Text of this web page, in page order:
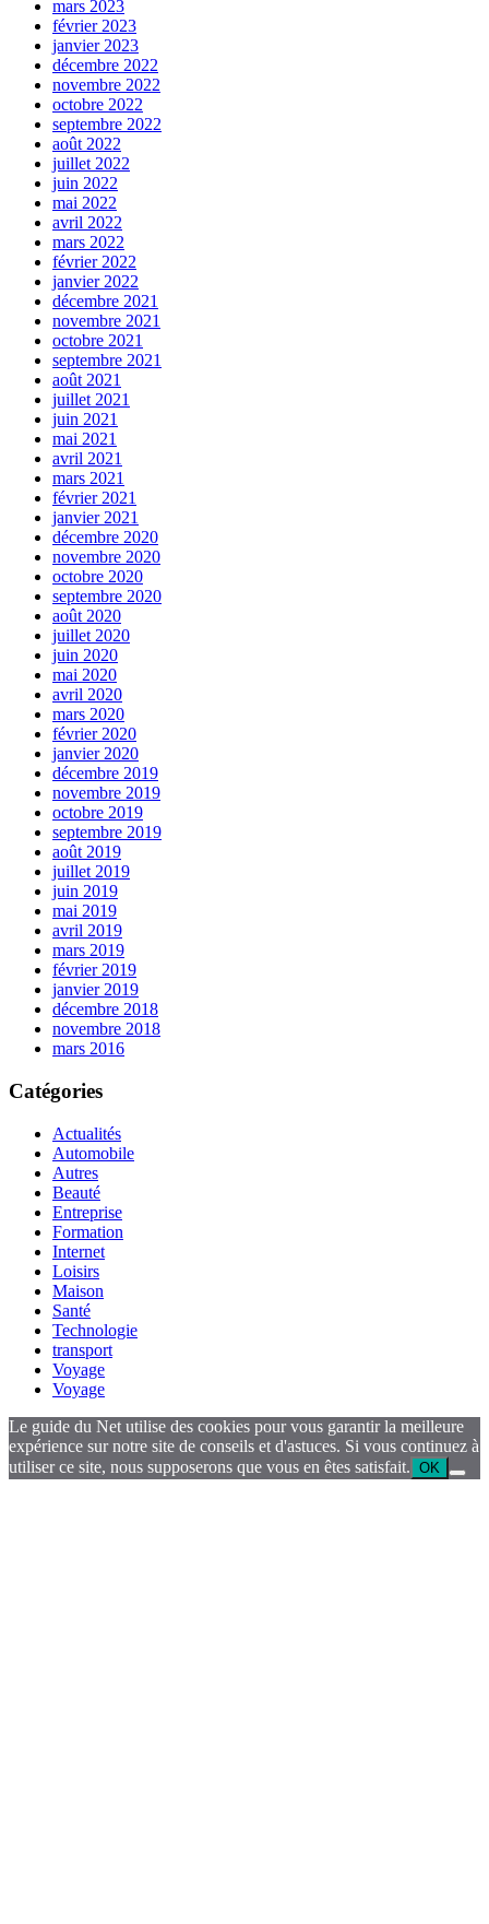
mars 2023
février 2023
janvier 2023
décembre 2022
novembre 2022
octobre 2022
septembre 2022
août 2022
juillet 2022
juin 2022
mai 2022
avril 2022
mars 2022
février 2022
janvier 2022
décembre 2021
novembre 2021
octobre 2021
septembre 2021
août 2021
juillet 2021
juin 2021
mai 2021
avril 2021
mars 2021
février 2021
janvier 2021
décembre 2020
novembre 2020
octobre 2020
septembre 2020
août 2020
juillet 2020
juin 2020
mai 2020
avril 2020
mars 2020
février 2020
janvier 2020
décembre 2019
novembre 2019
octobre 2019
septembre 2019
août 2019
juillet 2019
juin 2019
mai 2019
avril 2019
mars 2019
février 2019
janvier 2019
décembre 2018
novembre 2018
mars 2016
Catégories
Actualités
Automobile
Autres
Beauté
Entreprise
Formation
Internet
Loisirs
Maison
Santé
Technologie
transport
Voyage
Voyage
Le guide du Net utilise des cookies pour vous garantir la meilleure
expérience sur notre site de conseils et d'astuces. Si vous continuez à
utiliser ce site, nous supposerons que vous en êtes satisfait. OK